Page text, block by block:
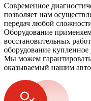
Современное
позволяет нам
передач любой
Оборудование
восстановительных
оборудование
Мы можем
оказываемый нашим